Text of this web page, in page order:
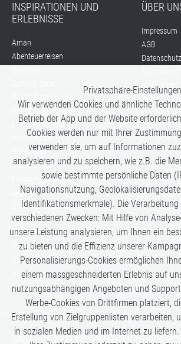
INSPIRATIONEN UND
ERLEBNISSE
Aman
Abenteuerreisen
Gourmet-Momente
Luxus Familienurlaub
Honeymoon
Hot & New
Hüttenzauber
Luxus Kreuzfahrten
Lifestyle
Once in a Lifetime
Romance
Safari-Erlebnisse
Simply the Best
Six Senses
Villen
Zugreisen
ÜBER
Impressum
AGB
Datenschutz
nova reisen
Anfahrt
UNSERE EXKLUSIVEN GEHEIMTIPPS
Privatsphäre-Einstellungen
Wir verwenden Cookies und ähnliche
Betrieb der App und der Website
Cookies werden nur mit Ihrer
verwenden sie, um auf Informationen
analysieren und zu speichern, wie z.B. die
sowie bestimmte persönliche Daten
Navigationsnutzung,
Identifikationsmerkmale). Die
verschiedenen Zwecken: Mit Hilfe von
unsere Leistung analysieren, um Ihnen ein
zu bieten und die Effizienz unserer
Personalisierungs-Cookies ermöglichen
einem massgeschneiderten Erlebnis auf
nutzungsabhängigen Angeboten und
Werbe-Cookies von Drittfirmen platziert,
Erstellung von Zielgruppenlisten verarbeiten,
in sozialen Medien und im Internet zu